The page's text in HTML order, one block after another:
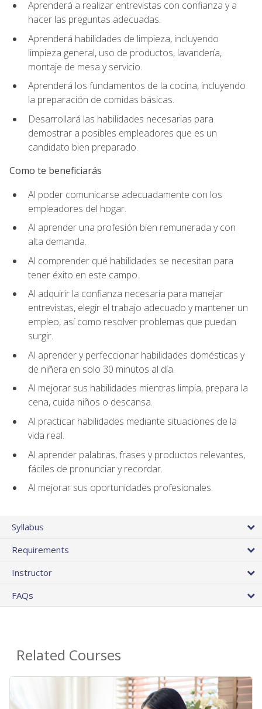
Aprenderá a realizar entrevistas con confianza y a
hacer las preguntas adecuadas.
Aprenderá habilidades de limpieza, incluyendo
limpieza general, uso de productos, lavandería,
montaje de mesa y servicio.
Aprenderá los fundamentos de la cocina, incluyendo
la preparación de comidas básicas.
Desarrollará las habilidades necesarias para
demostrar a posibles empleadores que es un
candidato bien preparado.
Como te beneficiarás
Al poder comunicarse adecuadamente con los
empleadores del hogar.
Al aprender una profesión bien remunerada y con
alta demanda.
Al comprender qué habilidades se necesitan para
tener éxito en este campo.
Al adquirir la confianza necesaria para manejar
entrevistas, elegir el trabajo adecuado y mantener un
empleo, así como resolver problemas que puedan
surgir.
Al aprender y perfeccionar habilidades domésticas y
de niñera en solo 30 minutos al día.
Al mejorar sus habilidades mientras limpia, prepara la
cena, cuida niños o descansa.
Al practicar habilidades mediante situaciones de la
vida real.
Al aprender palabras, frases y productos relevantes,
fáciles de pronunciar y recordar.
Al mejorar sus oportunidades profesionales.
Syllabus
Requirements
Instructor
FAQs
Related Courses